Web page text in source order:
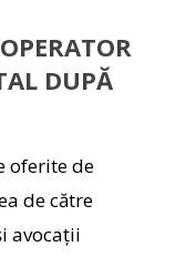
DUPĂ
oferite de
de către
avocații